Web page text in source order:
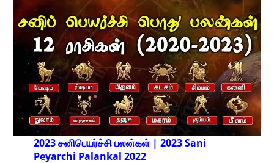
2023 சனிபெயர்ச்சி பலன்கள் | 2023 Sani
Peyarchi Palankal 2022